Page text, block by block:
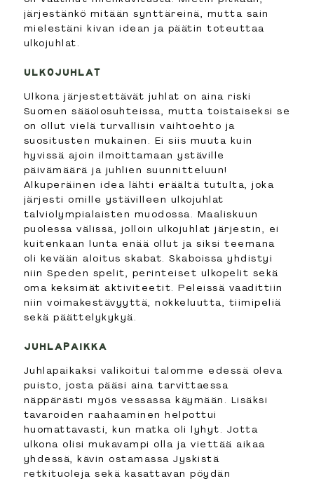
järjestänkö mitään synttäreinä, mutta sain
mielestäni kivan idean ja päätin toteuttaa
ulkojuhlat.
ULKOJUHLAT
Ulkona järjestettävät juhlat on aina riski
Suomen sääolosuhteissa, mutta toistaiseksi se
on ollut vielä turvallisin vaihtoehto ja
suositusten mukainen. Ei siis muuta kuin
hyvissä ajoin ilmoittamaan ystäville
päivämäärä ja juhlien suunnitteluun!
Alkuperäinen idea lähti eräältä tutulta, joka
järjesti omille ystävilleen ulkojuhlat
talviolympialaisten muodossa. Maaliskuun
puolessa välissä, jolloin ulkojuhlat järjestin, ei
kuitenkaan lunta enää ollut ja siksi teemana
oli kevään aloitus skabat. Skaboissa yhdistyi
niin Speden spelit, perinteiset ulkopelit sekä
oma keksimät aktiviteetit. Peleissä vaadittiin
niin voimakestävyyttä, nokkeluutta, tiimipeliä
sekä päättelykykyä.
JUHLAPAIKKA
Juhlapaikaksi valikoitui talomme edessä oleva
puisto, josta pääsi aina tarvittaessa
näppärästi myös vessassa käymään. Lisäksi
tavaroiden raahaaminen helpottui
huomattavasti, kun matka oli lyhyt. Jotta
ulkona olisi mukavampi olla ja viettää aikaa
yhdessä, kävin ostamassa Jyskistä
retkituoleja sekä kasattavan pöydän